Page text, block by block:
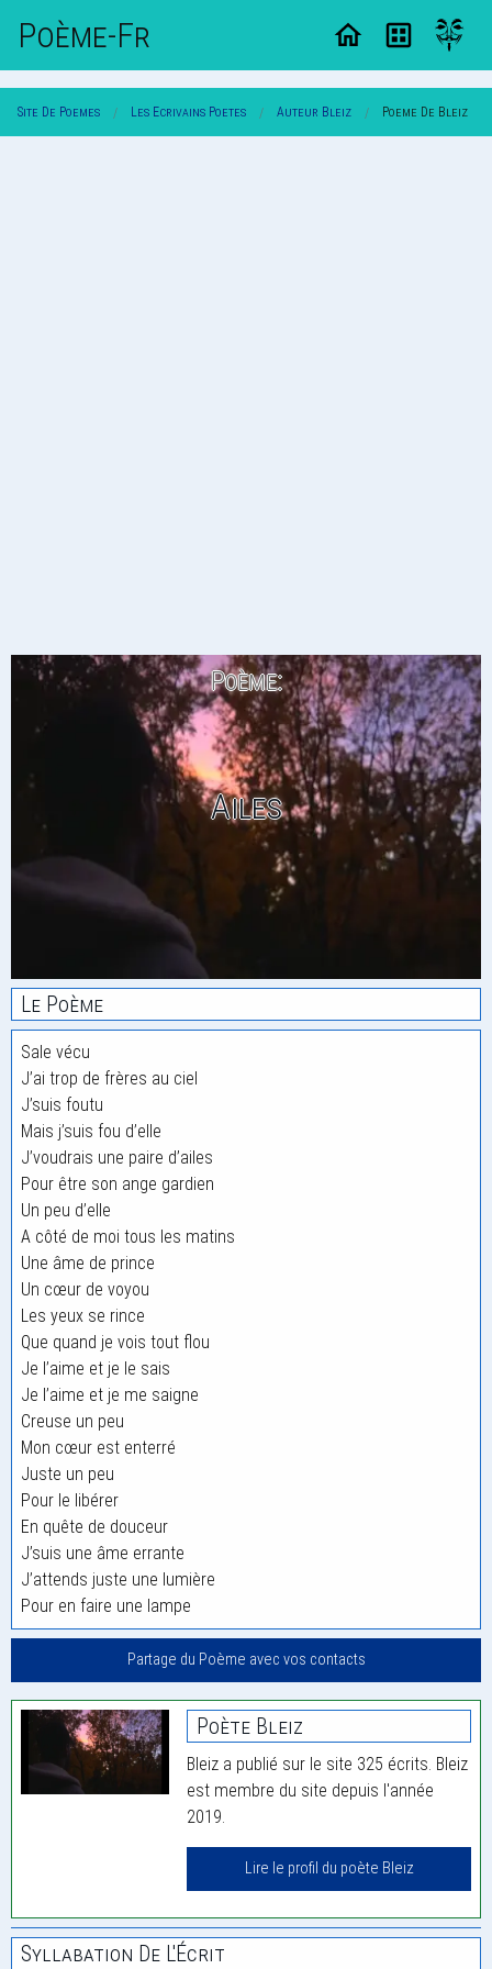
Poème-Fr
Site De Poemes Les Ecrivains Poetes Auteur Bleiz Poeme De Bleiz
Poème:
Ailes
Le Poème
Sale vécu
J’ai trop de frères au ciel
J’suis foutu
Mais j’suis fou d’elle
J’voudrais une paire d’ailes
Pour être son ange gardien
Un peu d’elle
A côté de moi tous les matins
Une âme de prince
Un cœur de voyou
Les yeux se rince
Que quand je vois tout flou
Je l’aime et je le sais
Je l’aime et je me saigne
Creuse un peu
Mon cœur est enterré
Juste un peu
Pour le libérer
En quête de douceur
J’suis une âme errante
J’attends juste une lumière
Pour en faire une lampe
Partage du Poème avec vos contacts
Poète Bleiz
Bleiz a publié sur le site 325 écrits. Bleiz
est membre du site depuis l'année
2019.
Lire le profil du poète Bleiz
Syllabation De L'Écrit